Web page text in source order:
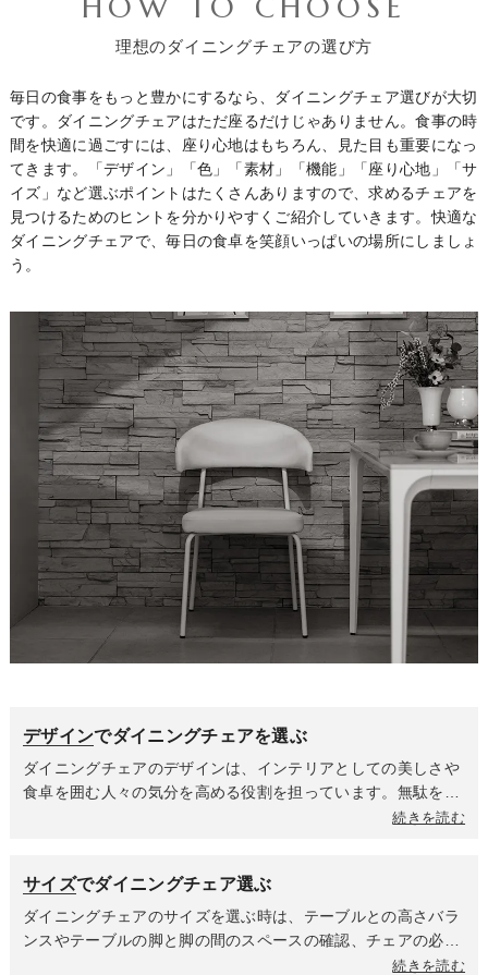
HOW TO CHOOSE
理想のダイニングチェアの選び方
毎日の食事をもっと豊かにするなら、ダイニングチェア選びが大切
です。ダイニングチェアはただ座るだけじゃありません。食事の時
間を快適に過ごすには、座り心地はもちろん、見た目も重要になっ
てきます。「デザイン」「色」「素材」「機能」「座り心地」「サ
イズ」など選ぶポイントはたくさんありますので、求めるチェアを
見つけるためのヒントを分かりやすくご紹介していきます。快適な
ダイニングチェアで、毎日の食卓を笑顔いっぱいの場所にしましょ
う。
デザインでダイニングチェアを選ぶ
ダイニングチェアのデザインは、インテリアとしての美しさや
食卓を囲む人々の気分を高める役割を担っています。無駄をそ
ぎ落としたミニマルなフォルム・直線的なライン・モノトーン
木目を活かしていて、丸みを帯びた優しいフォルムが特徴の北
欧デザインは温かく居心地の良い雰囲気を作り出します。流行
に左右されず長く愛されるデザインが多いのも魅力です。ダイ
ニングテーブルや周囲のインテリアの雰囲気に統一するのか、
続きを読む
サイズでダイニングチェア選ぶ
ダイニングチェアのサイズを選ぶ時は、テーブルとの高さバラ
ンスやテーブルの脚と脚の間のスペースの確認、チェアの必要
動線スペースを考慮しながらサイズを選ぶことをオススメしま
続きを読む